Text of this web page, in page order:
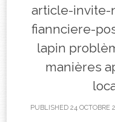
article-invite-
fiannciere-
lapin
manières
PUBLISHED 24 OCTOBRE